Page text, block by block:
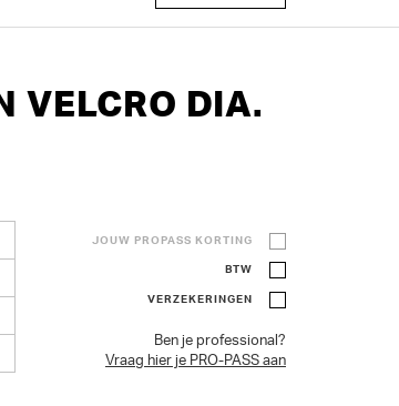
VELCRO DIA.
JOUW PROPASS KORTING
BTW
VERZEKERINGEN
Ben je professional?
Vraag hier je PRO-PASS aan